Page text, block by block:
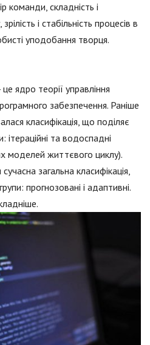
команди, складність і
і стабільність процесів в
уподобання творця.
ядро теорії управління
забезпечення. Раніше
класифікація, що поділяє
ітераційні та водоспадні
моделей життєвого циклу).
загальна класифікація,
прогнозовані і адаптивні.